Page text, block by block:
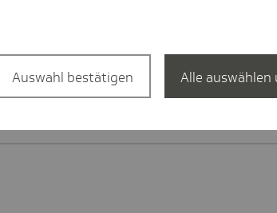
Wintergeld?
Entgeltfortzahlungsversicherungen
Auswahl bestätigen Alle auswählen